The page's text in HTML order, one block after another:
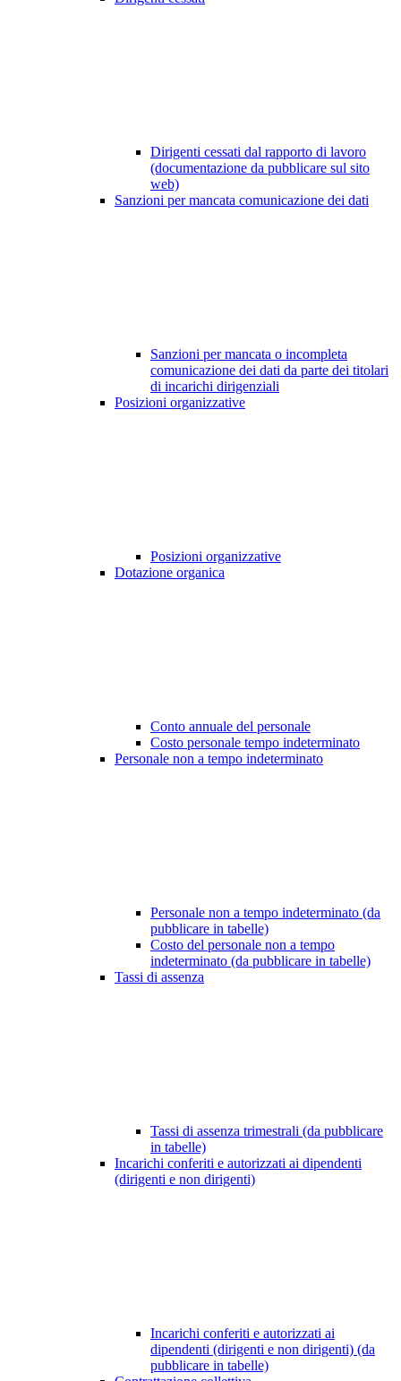
Dirigenti cessati dal rapporto di lavoro
(documentazione da pubblicare sul sito
web)
Sanzioni per mancata comunicazione dei dati
Sanzioni per mancata o incompleta
comunicazione dei dati da parte dei titolari
di incarichi dirigenziali
Posizioni organizzative
Posizioni organizzative
Dotazione organica
Conto annuale del personale
Costo personale tempo indeterminato
Personale non a tempo indeterminato
Personale non a tempo indeterminato (da
pubblicare in tabelle)
Costo del personale non a tempo
indeterminato (da pubblicare in tabelle)
Tassi di assenza
Tassi di assenza trimestrali (da pubblicare
in tabelle)
Incarichi conferiti e autorizzati ai dipendenti
(dirigenti e non dirigenti)
Incarichi conferiti e autorizzati ai
dipendenti (dirigenti e non dirigenti) (da
pubblicare in tabelle)